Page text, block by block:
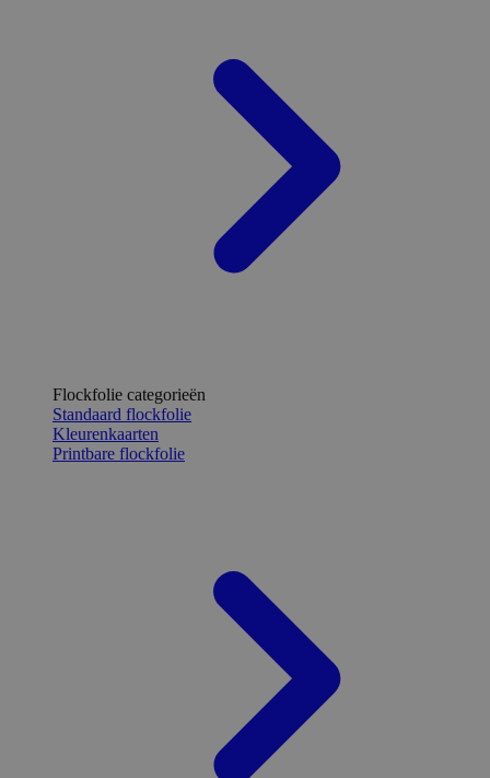
Flockfolie categorieën
Standaard flockfolie
Kleurenkaarten
Printbare flockfolie